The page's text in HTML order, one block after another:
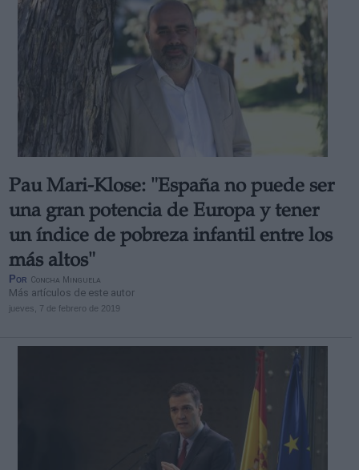
Pau Mari-Klose: "España no puede ser
una gran potencia de Europa y tener
un índice de pobreza infantil entre los
más altos"
Por Concha Minguela
Más artículos de este autor
jueves, 7 de febrero de 2019